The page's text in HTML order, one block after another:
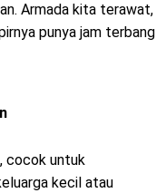
Armada kita terawat,
punya jam terbang
cocok untuk
kecil atau